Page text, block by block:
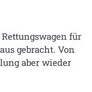
für
gebracht. Von
aber wieder